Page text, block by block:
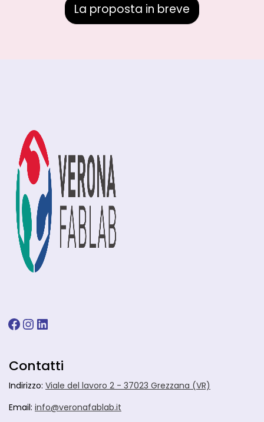
La proposta in breve
Facebook
Instagram
LinkedIn
Contatti
Indirizzo: Viale del lavoro 2 - 37023 Grezzana (VR)
Email: info@veronafablab.it